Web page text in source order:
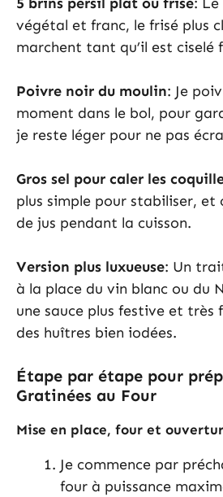
végétal et franc, le frisé plus
marchent tant qu’il est ciselé
Poivre noir du moulin: Je
moment dans le bol, pour
je reste léger pour ne pas
Gros sel pour caler les
plus simple pour stabiliser,
de jus pendant la cuisson.
Version plus luxueuse: Un
à la place du vin blanc ou du
une sauce plus festive et très
des huîtres bien iodées.
Étape par étape pour
Gratinées au Four
Mise en place, four et
Je commence par
four à puissance